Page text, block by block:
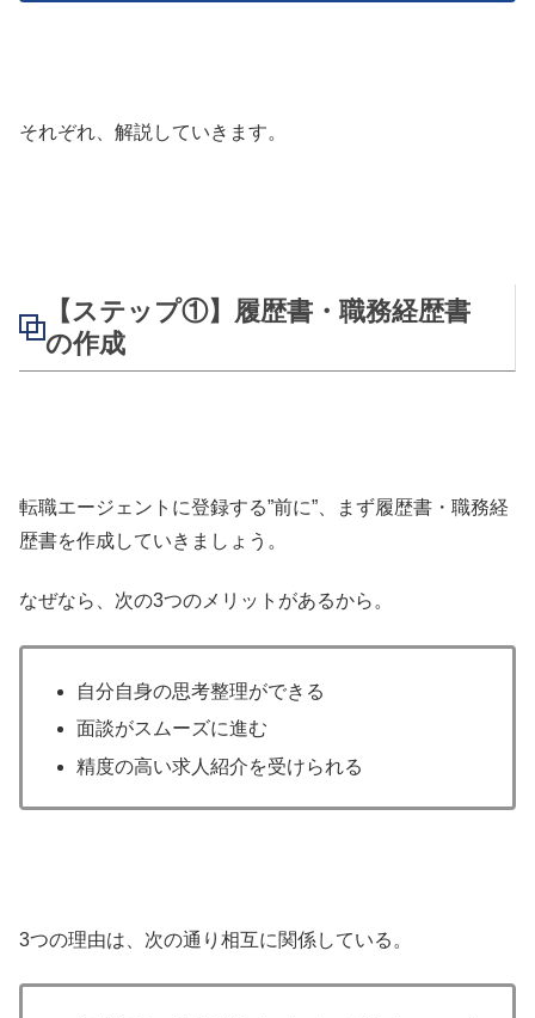
それぞれ、解説していきます。
【ステップ①】履歴書・職務経歴書
の作成
転職エージェントに登録する”前に”、まず履歴書・職務経
歴書を作成していきましょう。
なぜなら、次の3つのメリットがあるから。
自分自身の思考整理ができる
面談がスムーズに進む
精度の高い求人紹介を受けられる
3つの理由は、次の通り相互に関係している。